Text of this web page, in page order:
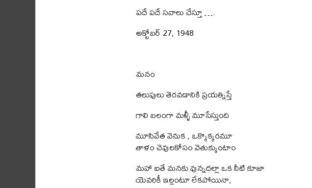
పదే పదే సవాలు చేస్తూ ….
అక్టోబర్ 27, 1948
మనం
తలుపులు తెరవడానికి ప్రయత్నిస్తే
గాలి బలంగా మళ్ళీ మూసేస్తుంది
మూసివేత వెనుక , ఒక్కొక్కరమూ
తాళం చెవులకోసం వెతుక్కుంటాం
మహా ఐతే మనకు వున్నదల్లా ఒక నీటి కూజా
యెవరికీ ఇల్లంటూ లేకపోయినా,